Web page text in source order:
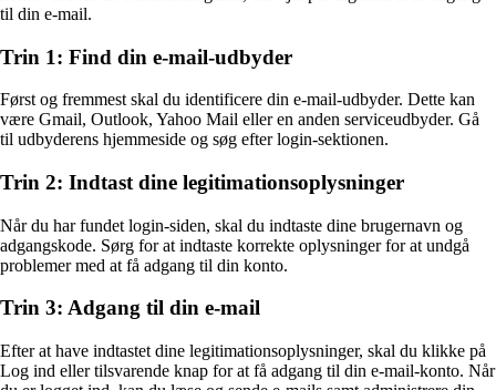
til din e-mail.
Trin 1: Find din e-mail-udbyder
Først og fremmest skal du identificere din e-mail-udbyder. Dette kan
være Gmail, Outlook, Yahoo Mail eller en anden serviceudbyder. Gå
til udbyderens hjemmeside og søg efter login-sektionen.
Trin 2: Indtast dine legitimationsoplysninger
Når du har fundet login-siden, skal du indtaste dine brugernavn og
adgangskode. Sørg for at indtaste korrekte oplysninger for at undgå
problemer med at få adgang til din konto.
Trin 3: Adgang til din e-mail
Efter at have indtastet dine legitimationsoplysninger, skal du klikke på
Log ind eller tilsvarende knap for at få adgang til din e-mail-konto. Når